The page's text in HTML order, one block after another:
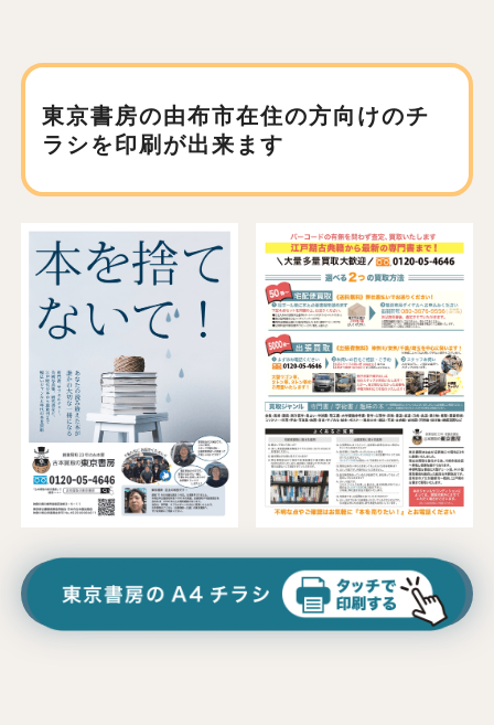
東京書房の由布市在住の方向けのチ
ラシを印刷が出来ます